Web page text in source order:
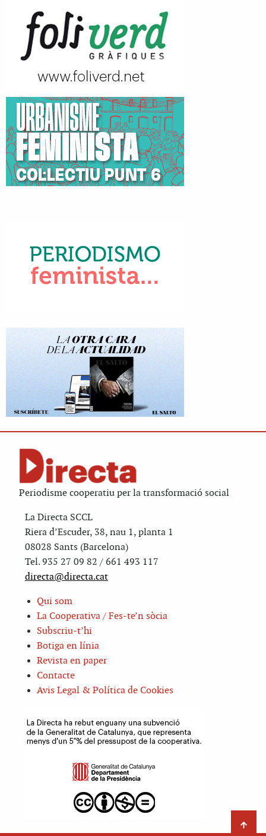
Periodisme cooperatiu per la transformació social
La Directa SCCL
Riera d’Escuder, 38, nau 1, planta 1
08028 Sants (Barcelona)
Tel. 935 27 09 82 / 661 493 117
directa@directa.cat
Qui som
La Cooperativa / Fes-te’n sòcia
Subscriu-t’hi
Botiga en línia
Revista en paper
Contacte
Avis Legal & Política de Cookies